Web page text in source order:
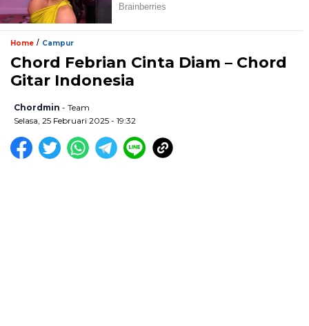
Home / Campur
Chord Febrian Cinta Diam – Chord
Gitar Indonesia
Chordmin - Team
Selasa, 25 Februari 2025 - 19:32